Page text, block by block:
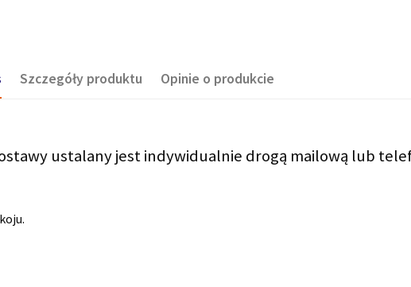
Szczegóły produktu Opinie o produkcie
ustalany jest indywidualnie drogą mailową lub